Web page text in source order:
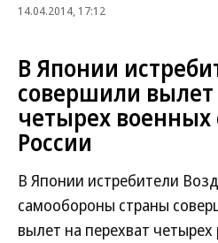
14.04.2014, 17:12
В Японии
совершили вылет
четырех военных
России
В Японии истребители
самообороны страны
вылет на перехват